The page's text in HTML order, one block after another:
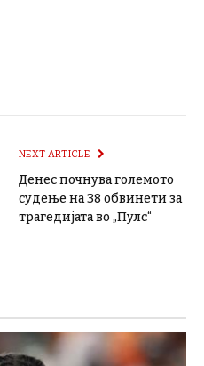
NEXT ARTICLE
Денес почнува големото
судење на 38 обвинети за
трагедијата во „Пулс“